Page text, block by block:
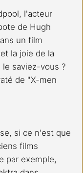
l'acteur
de Hugh
un film
la joie de la
saviez-vous ?
de "X-men
si ce n'est que
films
par exemple,